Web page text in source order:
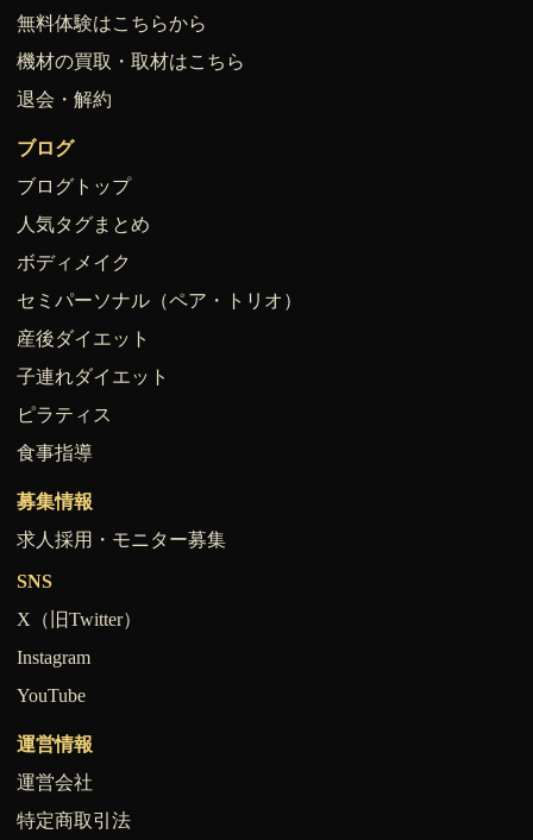
無料体験はこちらから
機材の買取・取材はこちら
退会・解約
ブログ
ブログトップ
人気タグまとめ
ボディメイク
セミパーソナル（ペア・トリオ）
産後ダイエット
子連れダイエット
ピラティス
食事指導
募集情報
求人採用・モニター募集
SNS
X（旧Twitter）
Instagram
YouTube
運営情報
運営会社
特定商取引法